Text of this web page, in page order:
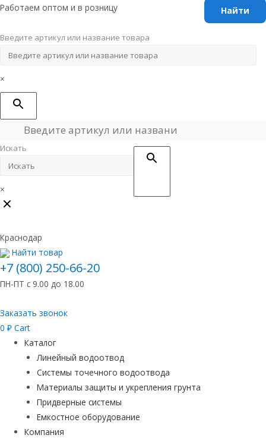
Перейти
содержимому
Работаем оптом и в розницу
Введите артикул или название товара
×
Искать
×
Краснодар
Найти товар
+7 (800) 250-66-20
ПН-ПТ с 9.00 до 18.00
Заказать звонок
0 ₽ Cart
Каталог
Линейный водоотвод
Системы точечного водоотвода
Материалы защиты и укрепления грунта
Придверные системы
Емкостное оборудование
Компания